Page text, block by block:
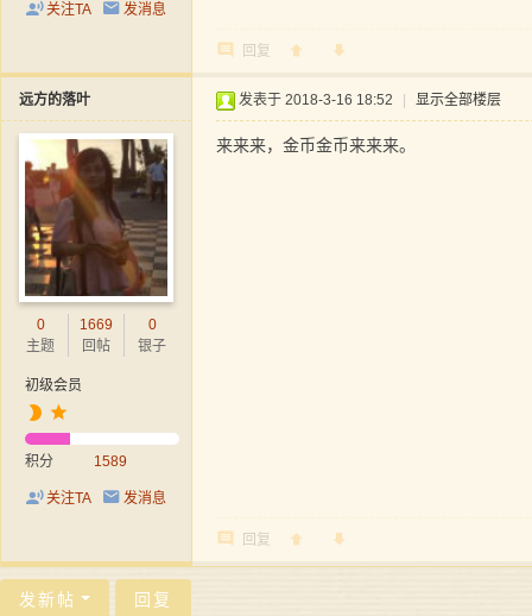
关注TA 发消息
回复
远方的落叶
0
主题
1669
回帖
0
银子
初级会员
积分 1589
关注TA 发消息
发表于 2018-3-16 18:52 显示全部楼层
来来来，金币金币来来来。
回复
发新帖 回复